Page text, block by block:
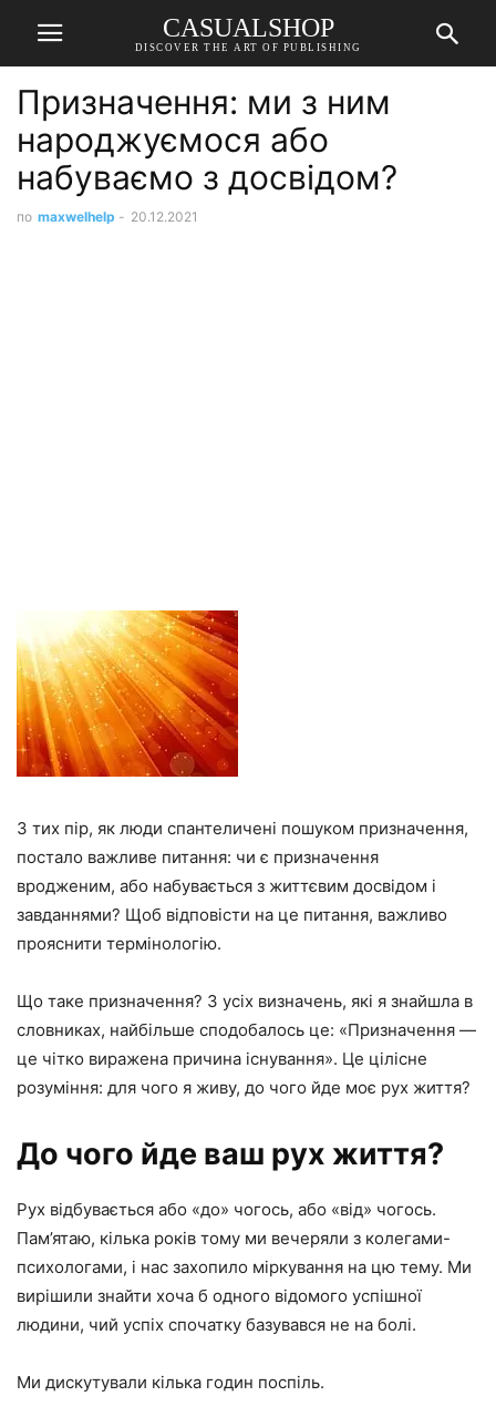
CASUALSHOP
DISCOVER THE ART OF PUBLISHING
Призначення: ми з ним
народжуємося або
набуваємо з досвідом?
по maxwelhelp - 20.12.2021
З тих пір, як люди спантеличені пошуком призначення,
постало важливе питання: чи є призначення
вродженим, або набувається з життєвим досвідом і
завданнями? Щоб відповісти на це питання, важливо
прояснити термінологію.
Що таке призначення? З усіх визначень, які я знайшла в
словниках, найбільше сподобалось це: «Призначення —
це чітко виражена причина існування». Це цілісне
розуміння: для чого я живу, до чого йде моє рух життя?
До чого йде ваш рух життя?
Рух відбувається або «до» чогось, або «від» чогось.
Пам’ятаю, кілька років тому ми вечеряли з колегами-
психологами, і нас захопило міркування на цю тему. Ми
вирішили знайти хоча б одного відомого успішної
людини, чий успіх спочатку базувався не на болі.
Ми дискутували кілька годин поспіль.